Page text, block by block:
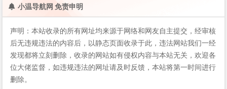
小温导航网 免责申明
声明：本站收录的所有网址均来源于网络和网友自主提交，经审核
后无违规违法的内容后，以静态页面收录于此，违法网站我们一经
发现都将立刻删除，收录的网站如有侵权内容与本站无关，欢迎各
位大佬监督，如违规违法的网址请及时反馈，本站将第一时间进行
删除。